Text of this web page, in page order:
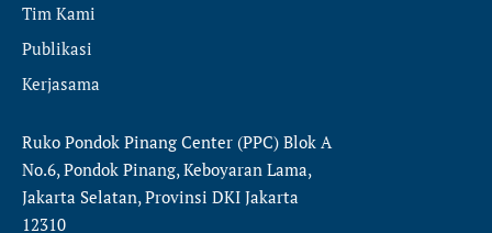
Tim Kami
Publikasi
Kerjasama
Ruko Pondok Pinang Center (PPC) Blok A
No.6, Pondok Pinang, Keboyaran Lama,
Jakarta Selatan, Provinsi DKI Jakarta
12310